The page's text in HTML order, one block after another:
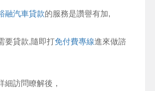
融汽車貸款的服務是讚譽有加,
要貸款,隨即打免付費專線進來做諮
細訪問瞭解後，